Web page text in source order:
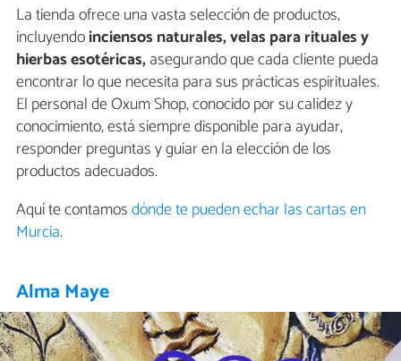
La tienda ofrece una vasta selección de productos,
incluyendoinciensos naturales, velas para rituales y
hierbas esotéricas,asegurando que cada cliente pueda
encontrar lo que necesita para sus prácticas espirituales.
El personal de Oxum Shop, conocido por su calidez y
conocimiento, está siempre disponible para ayudar,
responder preguntas y guiar en la elección de los
productos adecuados.
Aquí te contamosdónde te pueden echar las cartas en
Murcia.
Alma Maye